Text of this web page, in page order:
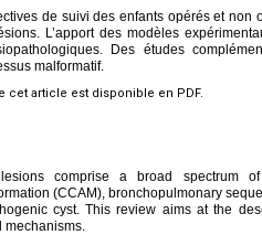
de suivi des enfants opérés et non
L’apport des modèles
Des études
malformatif.
cet article est disponible en PDF.
comprise a broad spectrum
(CCAM), bronchopulmonary
cyst. This review aims at the